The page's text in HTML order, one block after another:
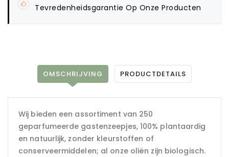
Tevredenheidsgarantie Op Onze Producten
OMSCHRIJVING PRODUCTDETAILS
Wij bieden een assortiment van 250
geparfumeerde gastenzeepjes, 100% plantaardig
en natuurlijk, zonder kleurstoffen of
conserveermiddelen; al onze oliën zijn biologisch.